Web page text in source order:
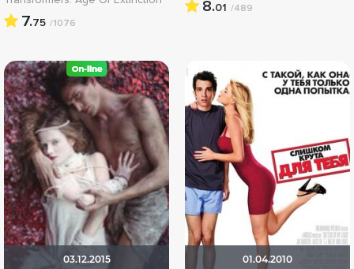
7.75 /1076
8.01 /489
03.12.2015 01.04.2010